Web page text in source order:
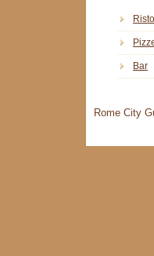
Bar
Rome City